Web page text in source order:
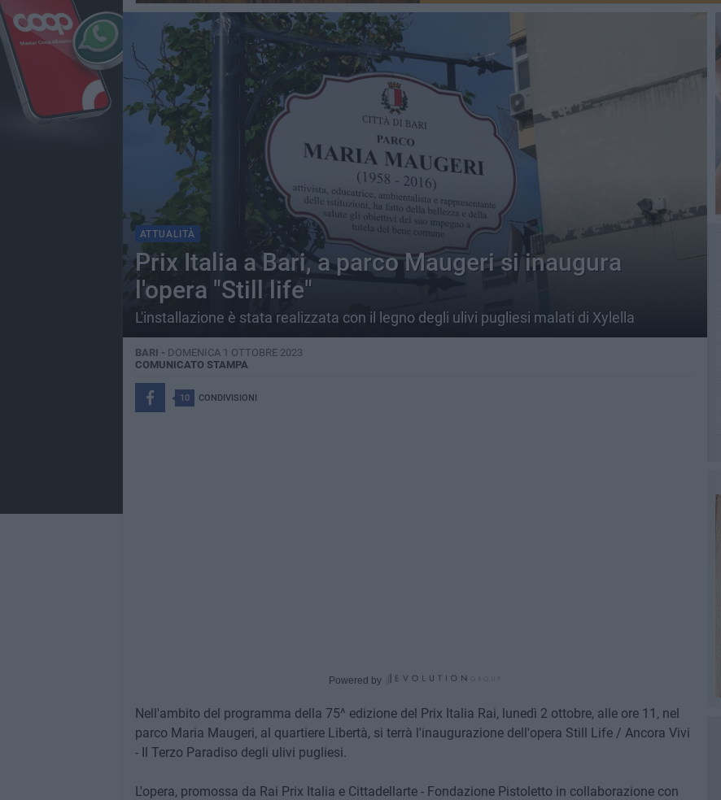
ATTUALITÀ
Prix Italia a Bari, a parco Maugeri si inaugura
l'opera "Still life"
L'installazione è stata realizzata con il legno degli ulivi pugliesi malati di Xylella
BARI - DOMENICA 1 OTTOBRE 2023
COMUNICATO STAMPA
10 CONDIVISIONI
Powered by
Nell'ambito del programma della 75^ edizione del Prix Italia Rai, lunedì 2 ottobre, alle ore 11, nel
parco Maria Maugeri, al quartiere Libertà, si terrà l'inaugurazione dell'opera Still Life / Ancora Vivi
- Il Terzo Paradiso degli ulivi pugliesi.
L'opera, promossa da Rai Prix Italia e Cittadellarte - Fondazione Pistoletto in collaborazione con